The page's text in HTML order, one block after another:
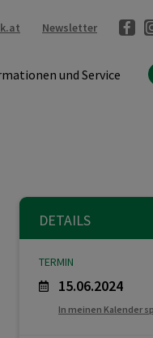
Newsletter
und Service
DETAILS
TERMIN
15.06.2024
In meinen Kalender